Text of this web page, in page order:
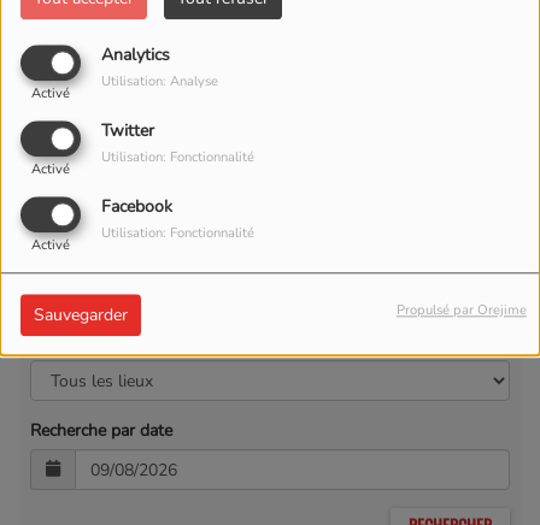
Analytics
Activé
Utilisation: Analyse
Twitter
Activé
Utilisation: Fonctionnalité
Facebook
Activé
Utilisation: Fonctionnalité
Sauvegarder Propulsé par Orejime
Recherche par lieu
Recherche par date